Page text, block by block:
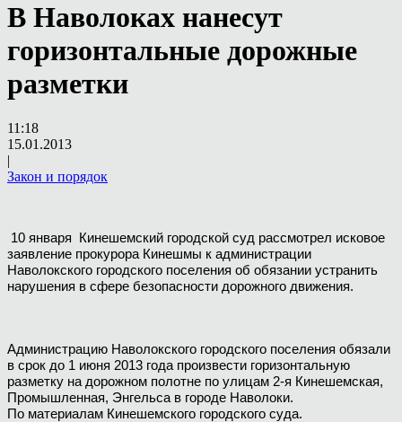
В Наволоках нанесут
горизонтальные дорожные
разметки
11:18
15.01.2013
|
Закон и порядок
10 января
Кинешемский городской суд рассмотрел исковое
заявление прокурора Кинешмы к администрации
Наволокского городского поселения об обязании устранить
нарушения в сфере безопасности дорожного движения.
Администрацию Наволокского городского поселения обязали
в срок до 1 июня 2013 года произвести горизонтальную
разметку на дорожном полотне по улицам 2-я Кинешемская,
Промышленная, Энгельса в городе Наволоки.
По материалам Кинешемского городского суда.